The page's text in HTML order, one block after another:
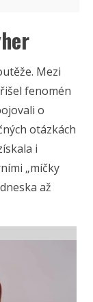
Mezi
fenomén
o
otázkách
i
„míčky
až